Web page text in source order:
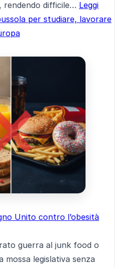
rendendo difficile… Leggi
per studiare, lavorare
Unito contro l’obesità
guerra al junk food o
legislativa senza